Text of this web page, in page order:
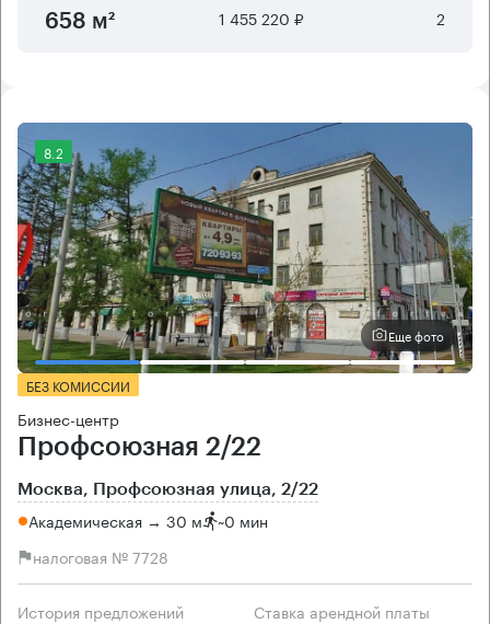
658 м² 1 455 220 ₽ 2
8.2
Еще фото
БЕЗ КОМИССИИ
Бизнес-центр
Профсоюзная 2/22
Москва, Профсоюзная улица, 2/22
Академическая → 30 м ~0 мин
налоговая № 7728
История предложений Ставка арендной платы